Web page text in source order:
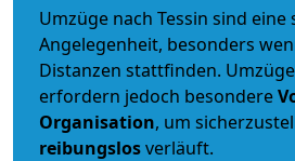
Umzüge nach Tessin sind eine
Angelegenheit, besonders
Distanzen stattfinden.
erfordern jedoch besondere
Organisation, um
reibungslosverläuft.